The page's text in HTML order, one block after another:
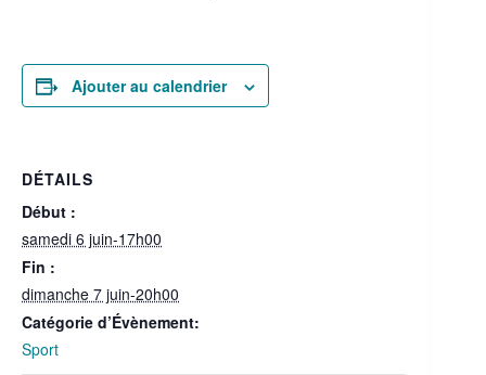
Ajouter au calendrier
DÉTAILS
Début :
samedi 6 juin-17h00
Fin :
dimanche 7 juin-20h00
Catégorie d’Évènement:
Sport